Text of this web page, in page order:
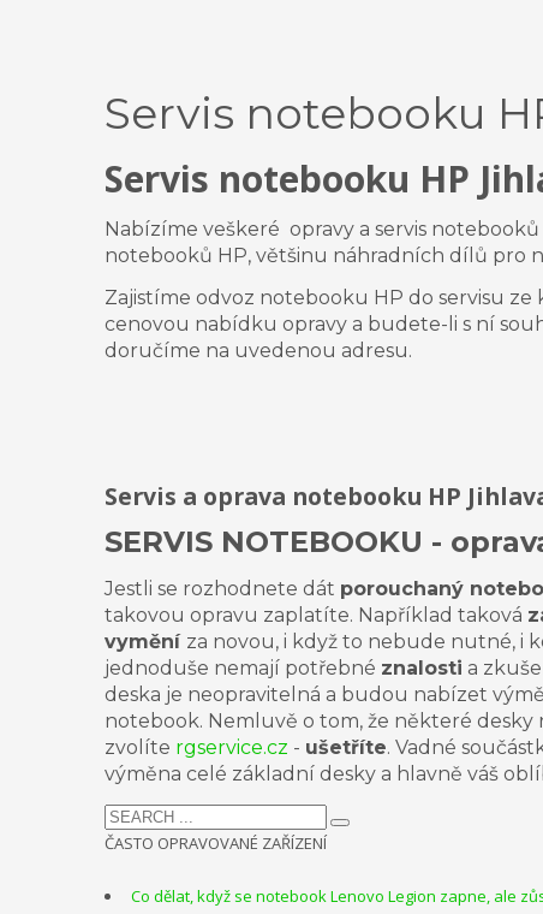
Servis notebooku
Servis notebooku HP
Nabízíme veškeré opravy a servis
notebooků HP, většinu náhradních dílů pro
Zajistíme odvoz notebooku HP do servisu
cenovou nabídku opravy a budete-li s ní
doručíme na uvedenou adresu.
Servis a oprava notebooku HP
SERVIS NOTEBOOKU -
Jestli se rozhodnete dát porouchaný
takovou opravu zaplatíte. Například taková
vymění za novou, i když to nebude nutné, i
jednoduše nemají potřebné znalosti a
deska je neopravitelná a budou nabízet
notebook. Nemluvě o tom, že některé desky
zvolíte rgservice.cz - ušetříte. Vadné
výměna celé základní desky a hlavně váš
ČASTO OPRAVOVANÉ ZAŘÍZENÍ
Co dělat, když se notebook Lenovo Legion zapne, ale